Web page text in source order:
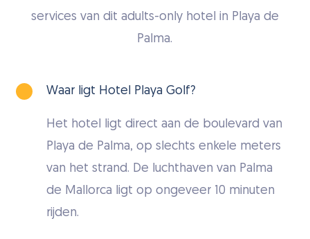
services van dit adults-only hotel in Playa de
Palma.
Waar ligt Hotel Playa Golf?
Het hotel ligt direct aan de boulevard van
Playa de Palma, op slechts enkele meters
van het strand. De luchthaven van Palma
de Mallorca ligt op ongeveer 10 minuten
rijden.